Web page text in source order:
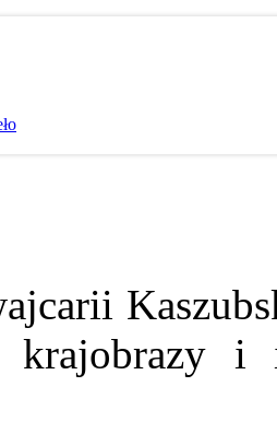
krajobrazy